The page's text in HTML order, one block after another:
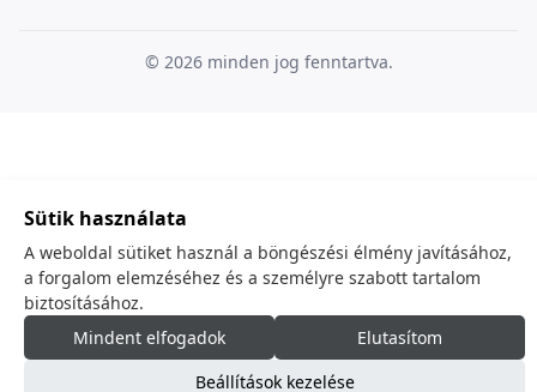
© 2026 minden jog fenntartva.
Sütik használata
A weboldal sütiket használ a böngészési élmény javításához,
a forgalom elemzéséhez és a személyre szabott tartalom
biztosításához.
Mindent elfogadok
Elutasítom
Beállítások kezelése